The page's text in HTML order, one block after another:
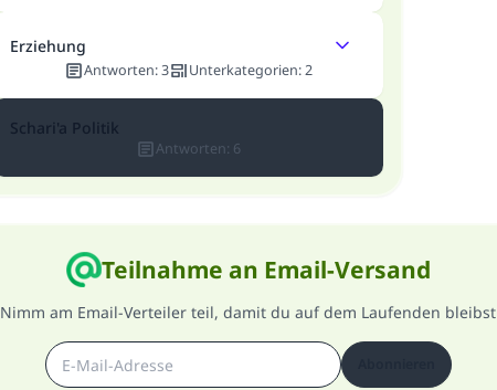
Erziehung
Antworten:3 Unterkategorien: 2
Schari'a Politik
Antworten: 6
Teilnahme an Email-Versand
Nimm am Email-Verteiler teil, damit du auf dem Laufenden bleibst